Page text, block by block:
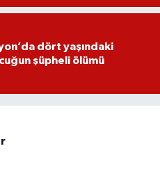
dört yaşındaki
şüpheli ölümü